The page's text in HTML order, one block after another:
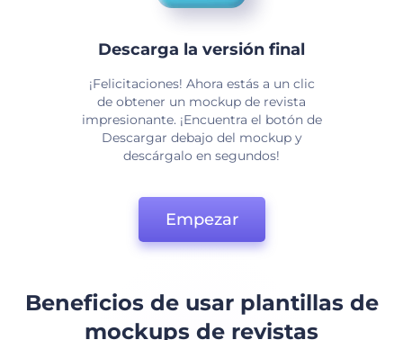
Descarga la versión final
¡Felicitaciones! Ahora estás a un clic
de obtener un mockup de revista
impresionante. ¡Encuentra el botón de
Descargar debajo del mockup y
descárgalo en segundos!
Empezar
Beneficios de usar plantillas de
mockups de revistas